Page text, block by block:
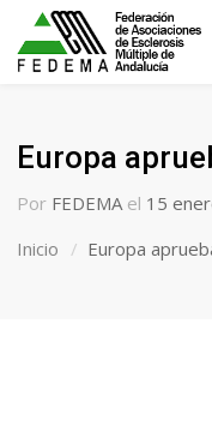
Europa
Por FEDEMA el 15
Inicio
Europa